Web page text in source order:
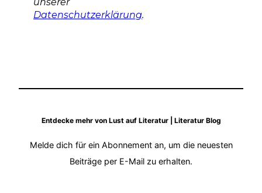
Datenschutzerklärung.
Entdecke mehr von Lust auf Literatur | Literatur Blog
Melde dich für ein Abonnement an, um die neuesten
Beiträge per E-Mail zu erhalten.